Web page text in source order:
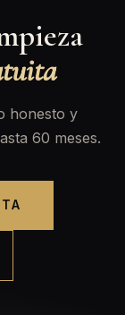
honesto y
60 meses.